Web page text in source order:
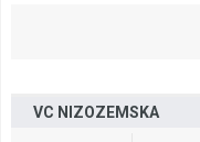
VC NIZOZEMSKA